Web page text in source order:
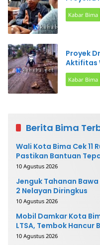
Kabar Bima
Proyek
Aktifitas
Kabar Bima
Berita Bima
Wali Kota Bima Cek 11
Pastikan Bantuan
10 Agustus 2026
Jenguk Tahanan
2 Nelayan Diringkus
10 Agustus 2026
Mobil Damkar Kota
LTSA, Tembok Hancur
10 Agustus 2026